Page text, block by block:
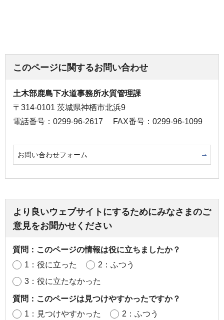
このページに関するお問い合わせ
土木部鹿島下水道事務所水質管理課
〒314-0101 茨城県神栖市北浜9
電話番号：0299-96-2617
FAX番号：0299-96-1099
お問い合わせフォーム
より良いウェブサイトにするためにみなさまのご
意見をお聞かせください
質問：このページの情報は役に立ちましたか？
1：役に立った
2：ふつう
3：役に立たなかった
質問：このページは見つけやすかったですか？
1：見つけやすかった
2：ふつう